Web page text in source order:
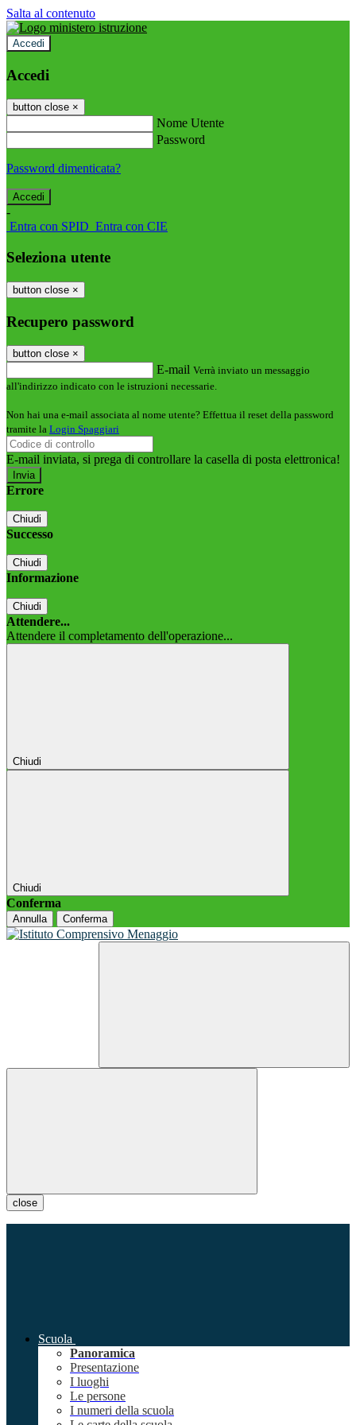
Salta al contenuto
Accedi
Accedi
button close ×
Nome Utente
Password
Password dimenticata?
-
Entra con SPID Entra con CIE
Seleziona utente
button close ×
Recupero password
button close ×
E-mail Verrà inviato un messaggio
all'indirizzo indicato con le istruzioni necessarie.
Non hai una e-mail associata al nome utente? Effettua il reset della password
tramite la Login Spaggiari
E-mail inviata, si prega di controllare la casella di posta elettronica!
Errore
Chiudi
Successo
Chiudi
Informazione
Chiudi
Attendere...
Attendere il completamento dell'operazione...
Chiudi
Chiudi
Conferma
Annulla Conferma
close
Scuola
Panoramica
Presentazione
I luoghi
Le persone
I numeri della scuola